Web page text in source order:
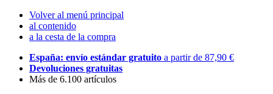
Volver al menú principal
al contenido
a la cesta de la compra
España: envío estándar gratuito a partir de 87,90 €
Devoluciones gratuitas
Más de 6.100 artículos